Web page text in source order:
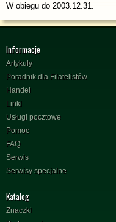
W obiegu do 2003.12.31.
Informacje
Artykuły
Poradnik dla Filatelistów
Handel
Linki
Usługi pocztowe
Pomoc
FAQ
Serwis
Serwisy specjalne
Katalog
Znaczki